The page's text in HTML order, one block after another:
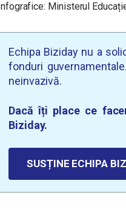
Infografice: Ministerul
Echipa Biziday nu a
fonduri
neinvazivă.
Dacă îți place ce
Biziday.
SUSȚINE ECHIPA